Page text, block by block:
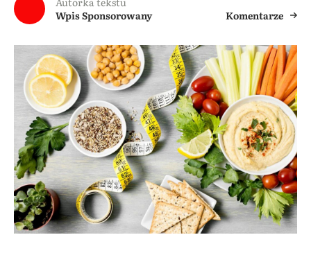
Wpis Sponsorowany
Komentarze